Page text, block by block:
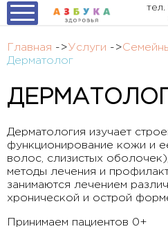
тел.
Главная ->Услуги ->
Дерматолог
ДЕРМАТОЛОГ
Дерматология изучает
функционирование кожи и
волос, слизистых
методы лечения и
занимаются лечением
хронической и острой
Принимаем пациентов 0+